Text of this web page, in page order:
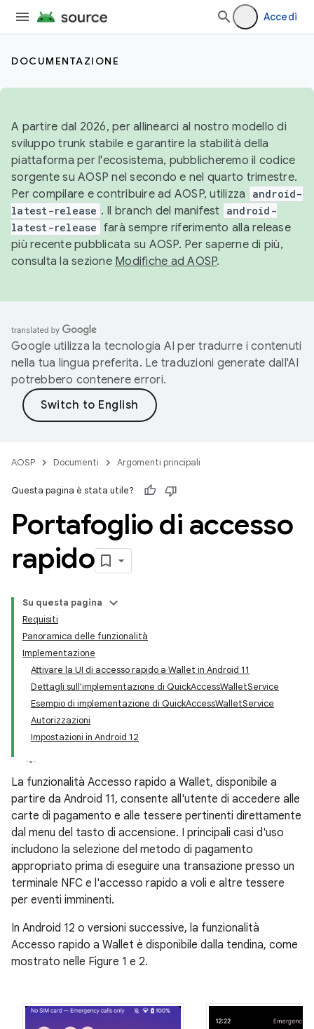
Accedi
DOCUMENTAZIONE
A partire dal 2026, per allinearci al nostro modello di
sviluppo trunk stabile e garantire la stabilità della
piattaforma per l'ecosistema, pubblicheremo il codice
sorgente su AOSP nel secondo e nel quarto trimestre.
Per compilare e contribuire ad AOSP, utilizza
android-
latest-release . Il branch del manifest android-
latest-release farà sempre riferimento alla release
più recente pubblicata su AOSP. Per saperne di più,
consulta la sezione Modifiche ad AOSP.
Google utilizza la tecnologia AI per tradurre i contenuti
nella tua lingua preferita. Le traduzioni generate dall'AI
potrebbero contenere errori.
AOSP Documenti Argomenti principali
Questa pagina è stata utile?
Portafoglio di accesso
rapido
Su questa pagina
Requisiti
Panoramica delle funzionalità
Implementazione
Attivare la UI di accesso rapido a Wallet in Android 11
Dettagli sull'implementazione di QuickAccessWalletService
Esempio di implementazione di QuickAccessWalletService
Autorizzazioni
Impostazioni in Android 12
La funzionalità Accesso rapido a Wallet, disponibile a
partire da Android 11, consente all'utente di accedere alle
carte di pagamento e alle tessere pertinenti direttamente
dal menu del tasto di accensione. I principali casi d'uso
includono la selezione del metodo di pagamento
appropriato prima di eseguire una transazione presso un
terminale NFC e l'accesso rapido a voli e altre tessere
per eventi imminenti.
In Android 12 o versioni successive, la funzionalità
Accesso rapido a Wallet è disponibile dalla tendina, come
mostrato nelle Figure 1 e 2.